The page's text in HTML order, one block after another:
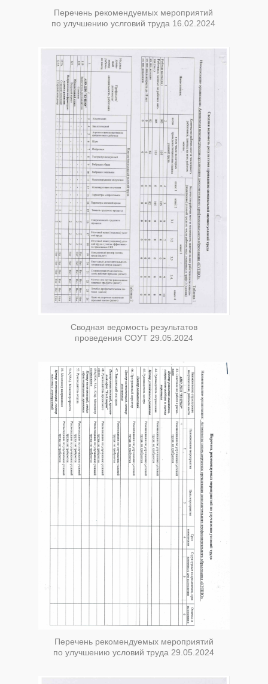
Перечень рекомендуемых мероприятий
по улучшению услговий труда 16.02.2024
Сводная ведомость результатов
проведения СОУТ 29.05.2024
Перечень рекомендуемых мероприятий
по улучшению условий труда 29.05.2024